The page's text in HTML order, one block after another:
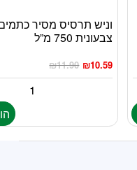
וניש תרסיס מסיר
צבעונית 750 מ”ל
₪11.90 ₪10.59